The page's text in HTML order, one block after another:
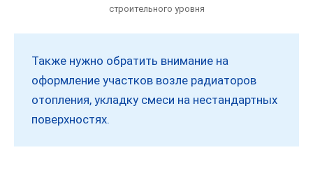
строительного уровня
Также нужно обратить внимание на
оформление участков возле радиаторов
отопления, укладку смеси на нестандартных
поверхностях.